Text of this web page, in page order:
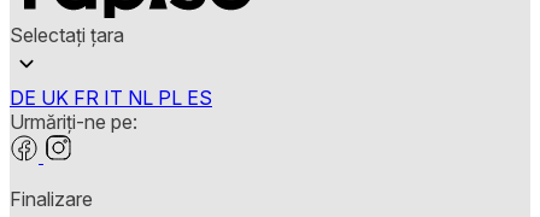
Selectați țara
DE UK FR IT NL PL ES
Urmăriți-ne pe:
Finalizare